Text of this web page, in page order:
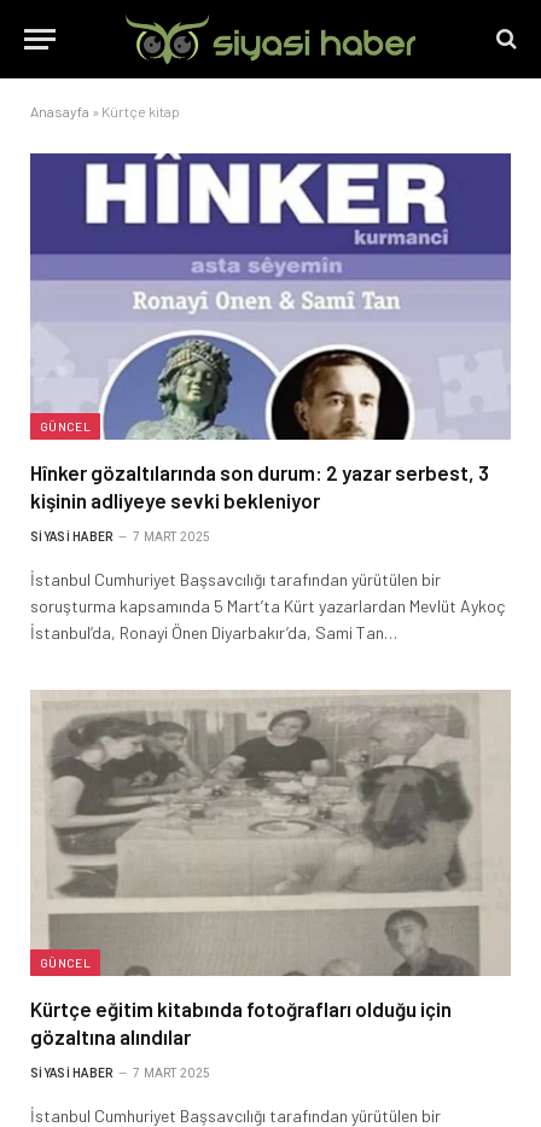
Anasayfa » Kürtçe kitap
GÜNCEL
Hînker gözaltılarında son durum: 2 yazar serbest, 3
kişinin adliyeye sevki bekleniyor
SIYASI HABER 7 MART 2025
İstanbul Cumhuriyet Başsavcılığı tarafından yürütülen bir
soruşturma kapsamında 5 Mart’ta Kürt yazarlardan Mevlüt Aykoç
İstanbul’da, Ronayi Önen Diyarbakır’da, Sami Tan…
GÜNCEL
Kürtçe eğitim kitabında fotoğrafları olduğu için
gözaltına alındılar
SIYASI HABER 7 MART 2025
İstanbul Cumhuriyet Başsavcılığı tarafından yürütülen bir